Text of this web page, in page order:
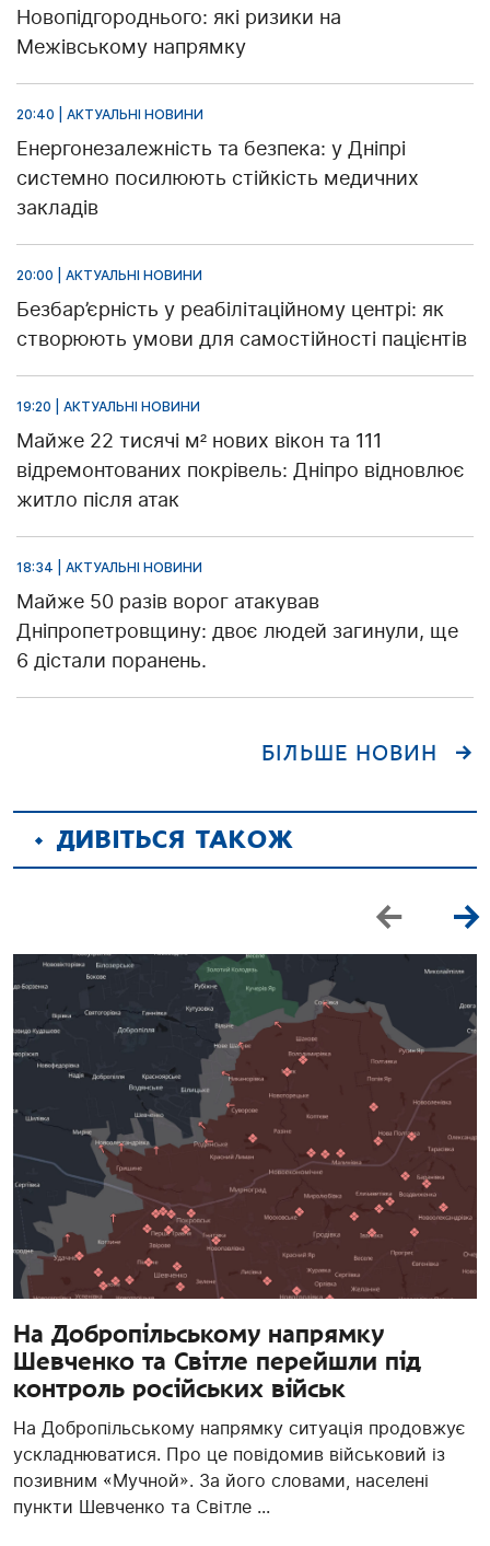
Новопідгороднього: які ризики на
Межівському напрямку
20:40 | АКТУАЛЬНІ НОВИНИ
Енергонезалежність та безпека: у Дніпрі
системно посилюють стійкість медичних
закладів
20:00 | АКТУАЛЬНІ НОВИНИ
Безбар’єрність у реабілітаційному центрі: як
створюють умови для самостійності пацієнтів
19:20 | АКТУАЛЬНІ НОВИНИ
Майже 22 тисячі м² нових вікон та 111
відремонтованих покрівель: Дніпро відновлює
житло після атак
18:34 | АКТУАЛЬНІ НОВИНИ
Майже 50 разів ворог атакував
Дніпропетровщину: двоє людей загинули, ще
6 дістали поранень.
БІЛЬШЕ НОВИН
ДИВІТЬСЯ ТАКОЖ
На Добропільському напрямку
Шевченко та Світле перейшли під
контроль російських військ
На Добропільському напрямку ситуація продовжує
ускладнюватися. Про це повідомив військовий із
позивним «Мучной». За його словами, населені
пункти Шевченко та Світле ...